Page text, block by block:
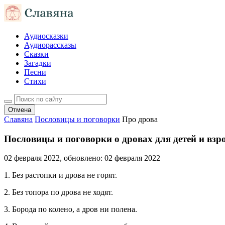
Аудиосказки
Аудиорассказы
Сказки
Загадки
Песни
Стихи
Отмена
Славяна Пословицы и поговорки Про дрова
Пословицы и поговорки о дровах для детей и
02 февраля 2022, обновлено: 02 февраля 2022
1. Без растопки и дрова не горят.
2. Без топора по дрова не ходят.
3. Борода по колено, а дров ни полена.